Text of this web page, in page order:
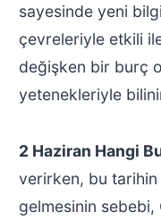
sayesinde yeni
çevreleriyle etkili
değişken bir burç
yetenekleriyle
2 Haziran Hangi
verirken, bu
gelmesinin sebebi,